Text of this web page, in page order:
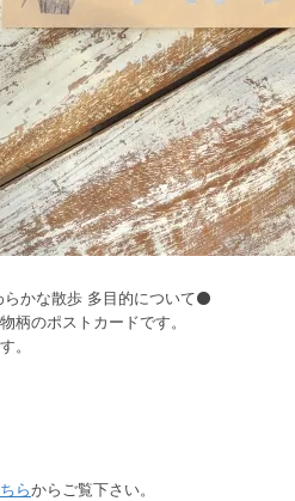
かな散歩 多目的について⚫
柄のポストカードです。
。
らからご覧下さい。